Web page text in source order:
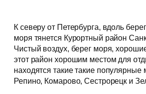
К северу от Петербурга, вдоль
моря тянется Курортный район
Чистый воздух, берег моря,
этот район хорошим местом для
находятся такие такие популярные
Репино, Комарово, Сестрорецк и